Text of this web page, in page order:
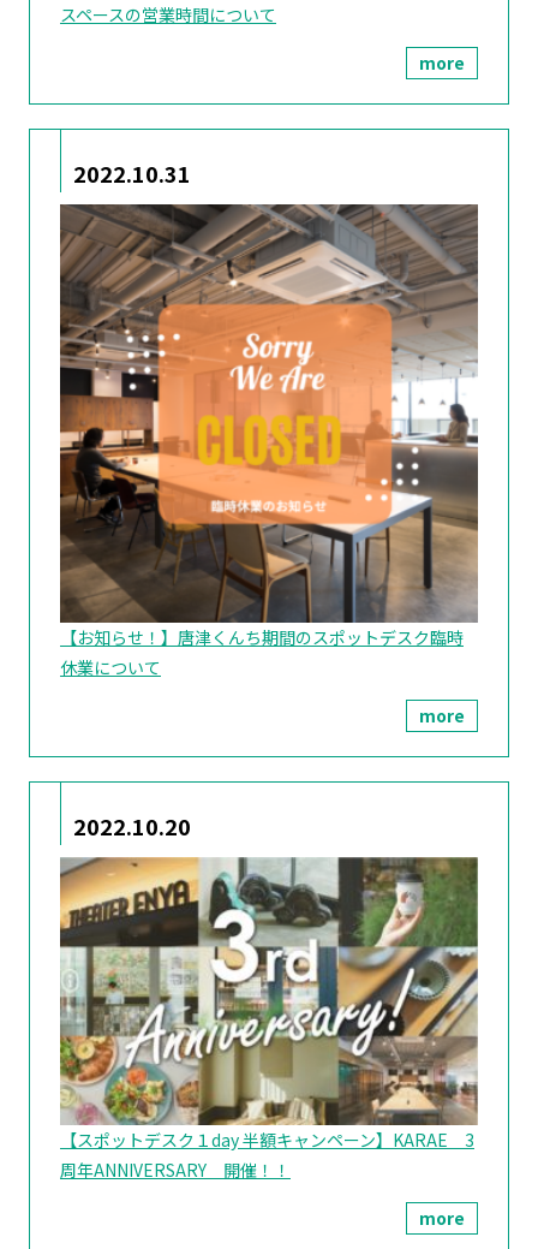
スペースの営業時間について
more
2022.10.31
【お知らせ！】唐津くんち期間のスポットデスク臨時
休業について
more
2022.10.20
【スポットデスク１day 半額キャンペーン】KARAE 3
周年ANNIVERSARY 開催！！
more